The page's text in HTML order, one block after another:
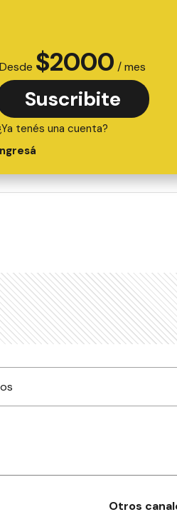
Desde $2000 / mes
Suscribite
tenés una cuenta?
Otros